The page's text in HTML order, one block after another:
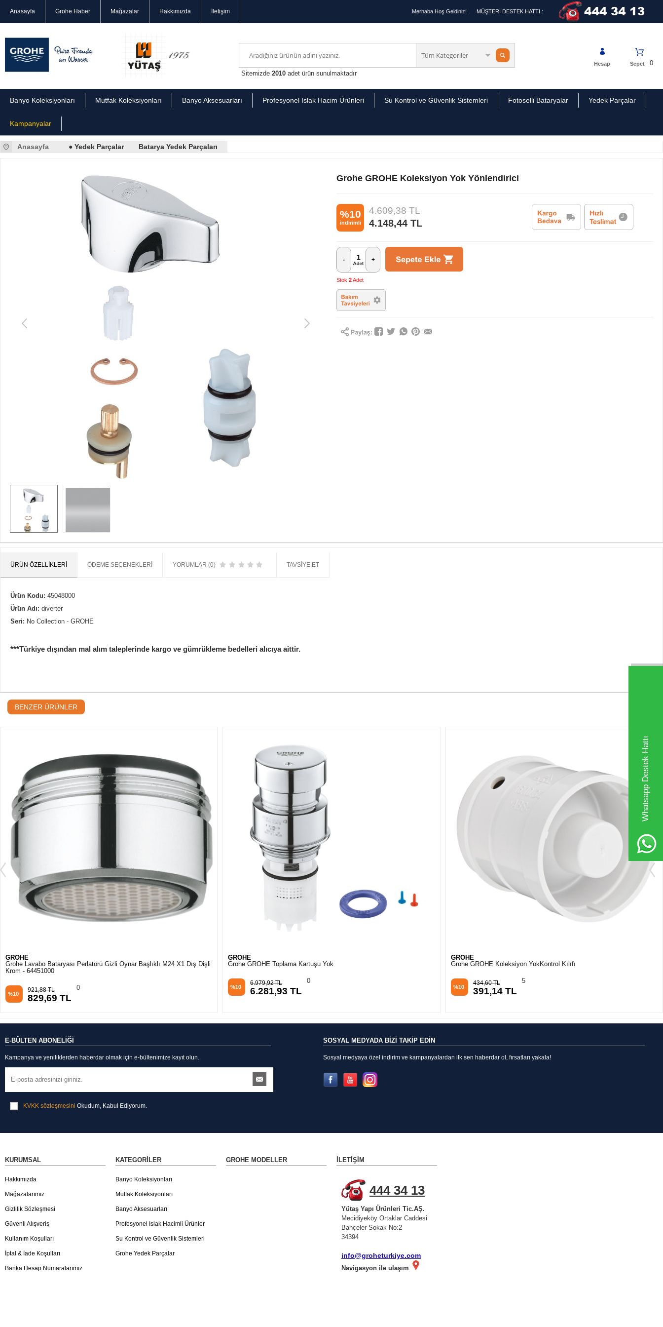
Whatsapp Destek Hattı
Anasayfa Grohe Haber Mağazalar Hakkımızda İletişim Merhaba Hoş Geldiniz! MÜŞTERİ DESTEK HATTI :
0
Sepet
Hesap
Sitemizde2010 adet ürün sunulmaktadır
Banyo Koleksiyonları Mutfak Koleksiyonları Banyo Aksesuarları Profesyonel Islak Hacim Ürünleri Su Kontrol ve Güvenlik Sistemleri Fotoselli Bataryalar Yedek Parçalar
Kampanyalar
Anasayfa ● Yedek Parçalar Batarya Yedek Parçaları
Grohe GROHE Koleksiyon Yok Yönlendirici
%10
indirimli
4.609,38TL
4.148,44 TL
- +
Stok 2Adet
ÜRÜN ÖZELLIKLERI ÖDEME SEÇENEKLERI YORUMLAR (0) TAVSIYE ET
Ürün Kodu: 45048000
Ürün Adı: diverter
Seri: No Collection - GROHE
***Türkiye dışından mal alım taleplerinde kargo ve gümrükleme bedelleri alıcıya aittir.
BENZER ÜRÜNLER
GROHE
Grohe GROHE Toplama Kartuşu Yok
%10 6.281,93 TL
GROHE
Grohe GROHE Koleksiyon YokKontrol Kılıfı
%10
434,60 TL
391,14 TL
GROHE
Grohe Lid - 43102000
%10
7.309,16 TL
6.578,25 TL
E-BÜLTEN ABONELİĞİ
Kampanya ve yeniliklerden haberdar olmak için e-bültenimize kayıt olun.
KVKK sözleşmesini Okudum, Kabul Ediyorum.
SOSYAL MEDYADA BİZİ TAKİP EDİN
Sosyal medyaya özel indirim ve kampanyalardan ilk sen haberdar ol, fırsatları yakala!
KURUMSAL
Hakkımızda
Mağazalarımız
Gizlilik Sözleşmesi
Güvenli Alışveriş
Kullanım Koşulları
İptal & İade Koşulları
Banka Hesap Numaralarımız
KATEGORILER
Banyo Koleksiyonları
Mutfak Koleksiyonları
Banyo Aksesuarları
Profesyonel Islak Hacimli Ürünler
Su Kontrol ve Güvenlik Sistemleri
Grohe Yedek Parçalar
GROHE MODELLER İLETIŞIM
444 34 13
Yütaş Yapı Ürünleri Tic.AŞ.
Mecidiyeköy Ortaklar Caddesi
Bahçeler Sokak No:2
34394
info@groheturkiye.com
Navigasyon ile ulaşım